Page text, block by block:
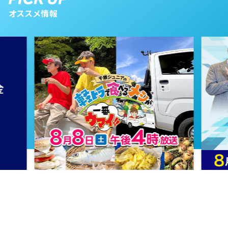
2024年01月11日 放送
第61話
2024年01月10日 放送
第60話
オススメ情報